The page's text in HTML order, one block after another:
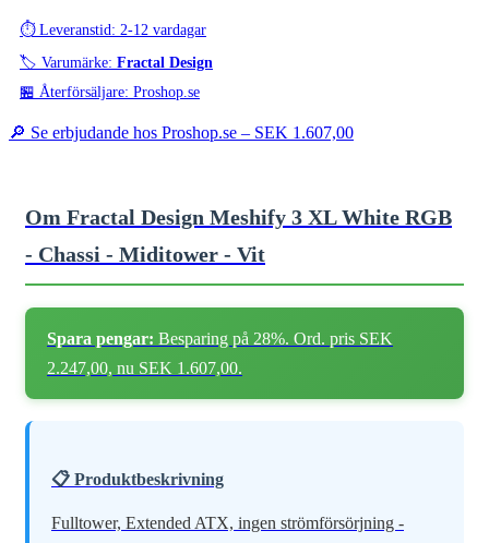
⏱️ Leveranstid: 2-12 vardagar
🏷️ Varumärke: Fractal Design
🏪 Återförsäljare: Proshop.se
🔎 Se erbjudande hos Proshop.se – SEK 1.607,00
Om Fractal Design Meshify 3 XL White RGB
- Chassi - Miditower - Vit
Spara pengar: Besparing på 28%. Ord. pris SEK
2.247,00, nu SEK 1.607,00.
📋 Produktbeskrivning
Fulltower, Extended ATX, ingen strömförsörjning -